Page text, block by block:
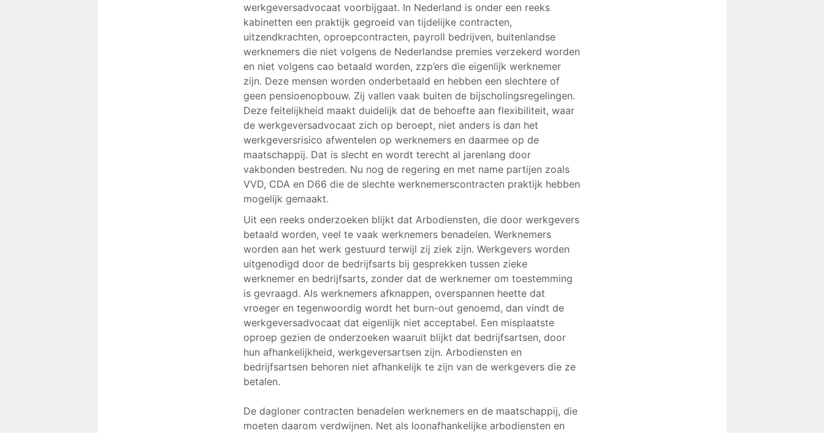
werkgeversadvocaat voorbijgaat. In Nederland is onder een reeks
kabinetten een praktijk gegroeid van tijdelijke contracten,
uitzendkrachten, oproepcontracten, payroll bedrijven, buitenlandse
werknemers die niet volgens de Nederlandse premies verzekerd worden
en niet volgens cao betaald worden, zzp’ers die eigenlijk werknemer
zijn. Deze mensen worden onderbetaald en hebben een slechtere of
geen pensioenopbouw. Zij vallen vaak buiten de bijscholingsregelingen.
Deze feitelijkheid maakt duidelijk dat de behoefte aan flexibiliteit, waar
de werkgeversadvocaat zich op beroept, niet anders is dan het
werkgeversrisico afwentelen op werknemers en daarmee op de
maatschappij. Dat is slecht en wordt terecht al jarenlang door
vakbonden bestreden. Nu nog de regering en met name partijen zoals
VVD, CDA en D66 die de slechte werknemerscontracten praktijk hebben
mogelijk gemaakt.
Uit een reeks onderzoeken blijkt dat Arbodiensten, die door werkgevers
betaald worden, veel te vaak werknemers benadelen. Werknemers
worden aan het werk gestuurd terwijl zij ziek zijn. Werkgevers worden
uitgenodigd door de bedrijfsarts bij gesprekken tussen zieke
werknemer en bedrijfsarts, zonder dat de werknemer om toestemming
is gevraagd. Als werknemers afknappen, overspannen heette dat
vroeger en tegenwoordig wordt het burn-out genoemd, dan vindt de
werkgeversadvocaat dat eigenlijk niet acceptabel. Een misplaatste
oproep gezien de onderzoeken waaruit blijkt dat bedrijfsartsen, door
hun afhankelijkheid, werkgeversartsen zijn. Arbodiensten en
bedrijfsartsen behoren niet afhankelijk te zijn van de werkgevers die ze
betalen.
De dagloner contracten benadelen werknemers en de maatschappij, die
moeten daarom verdwijnen. Net als loonafhankelijke arbodiensten en